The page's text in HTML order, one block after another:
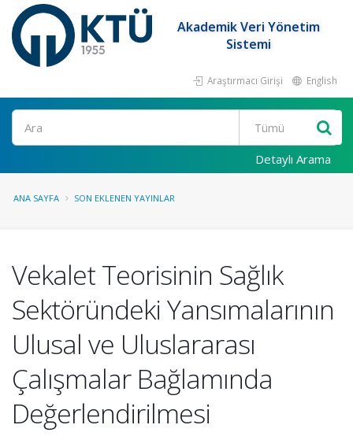
Akademik Veri Yönetim
Sistemi
Araştırmacı Girişi English
Ara
Detaylı Arama
ANA SAYFA SON EKLENEN YAYINLAR
Vekalet Teorisinin Sağlık
Sektöründeki Yansımalarının
Ulusal ve Uluslararası
Çalışmalar Bağlamında
Değerlendirilmesi